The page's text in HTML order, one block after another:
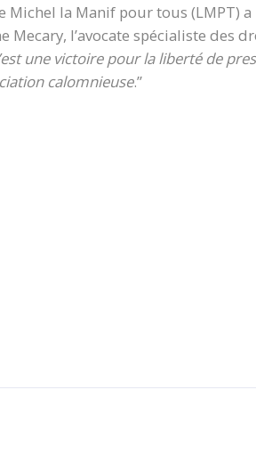
Michel la Manif pour tous (LMPT)
l’avocate spécialiste des
une victoire pour la liberté de
calomnieuse.”